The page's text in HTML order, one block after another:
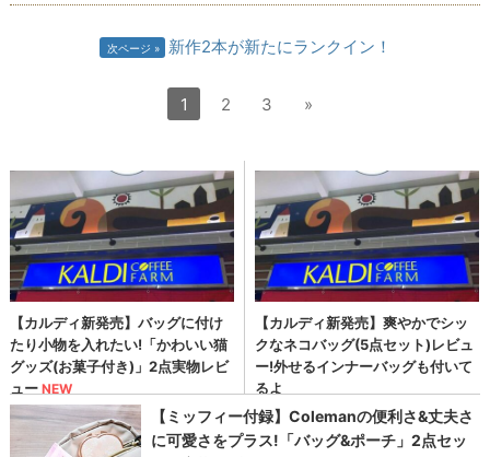
次ページ 新作2本が新たにランクイン！
1 2 3 »